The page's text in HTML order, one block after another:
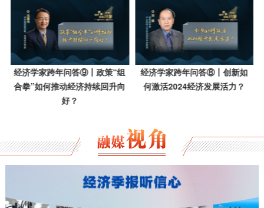
经济学家跨年问答⑨丨政策“组
合拳”如何推动经济持续回升向
好？
经济学家跨年问答⑧丨创新如
何激活2024经济发展活力？